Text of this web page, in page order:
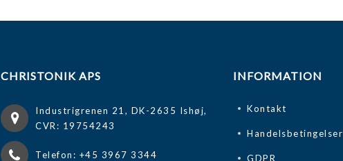
CHRISTONIK APS
Industrigrenen 21, DK-2635 Ishøj,
CVR: 19754243
Telefon: +45 3967 3344
INFORMATION
Kontakt
Handelsbetingelser
GDPR